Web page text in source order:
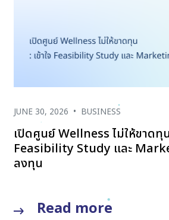
JUNE 30, 2026 • BUSINESS
เปิดศูนย์ Wellness ไม่ให้ขาดทุน
Feasibility Study และ
ลงทุน
Read more